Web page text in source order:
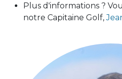
Plus d'informations ?
notre Capitaine Golf,